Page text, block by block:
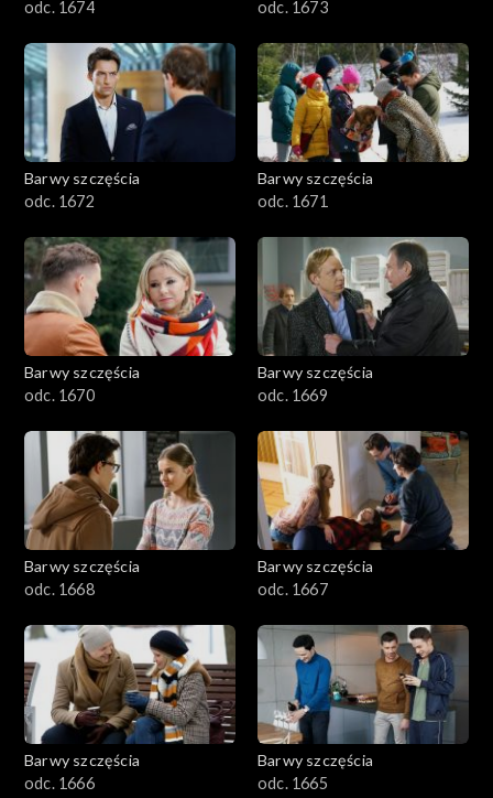
odc. 1674 odc. 1673
Barwy szczęścia
odc. 1672
Barwy szczęścia
odc. 1671
Barwy szczęścia
odc. 1670
Barwy szczęścia
odc. 1669
Barwy szczęścia
odc. 1668
Barwy szczęścia
odc. 1667
Barwy szczęścia
odc. 1666
Barwy szczęścia
odc. 1665